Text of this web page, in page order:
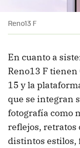
Reno13 F
En cuanto a
Reno13 F
15 y la
que se integran
fotografía como
reflejos, retratos
distintos estilos,